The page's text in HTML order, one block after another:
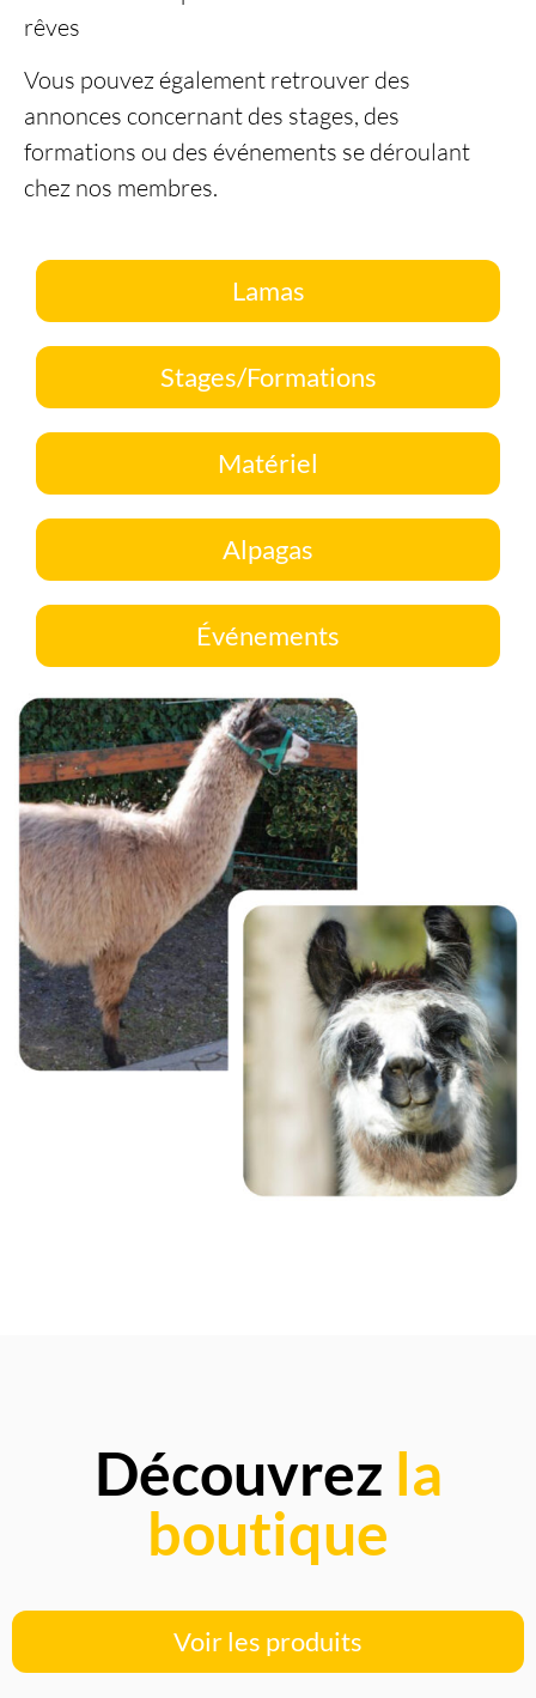
rêves
Vous pouvez également retrouver des
annonces concernant des stages, des
formations ou des événements se déroulant
chez nos membres.
Lamas
Stages/Formations
Matériel
Alpagas
Événements
Découvrez la
boutique
Voir les produits